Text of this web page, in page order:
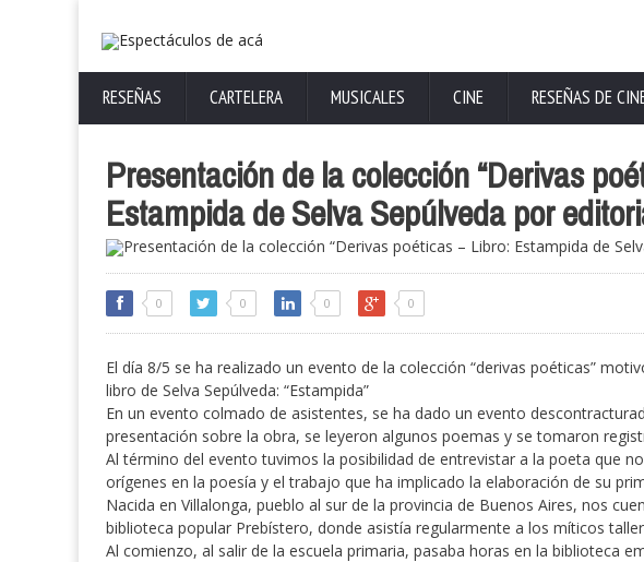
RESEÑAS CARTELERA MUSICALES CINE RESEÑAS DE
Presentación de la colección “Derivas
Estampida de Selva Sepúlveda por
0 0 0 0
El día 8/5 se ha realizado un evento de la colección “derivas poéticas”
libro de Selva Sepúlveda: “Estampida”
En un evento colmado de asistentes, se ha dado un evento
presentación sobre la obra, se leyeron algunos poemas y se tomaron
Al término del evento tuvimos la posibilidad de entrevistar a la poeta que
orígenes en la poesía y el trabajo que ha implicado la elaboración de su
Nacida en Villalonga, pueblo al sur de la provincia de Buenos Aires, nos
biblioteca popular Prebístero, donde asistía regularmente a los míticos
Al comienzo, al salir de la escuela primaria, pasaba horas en la biblioteca